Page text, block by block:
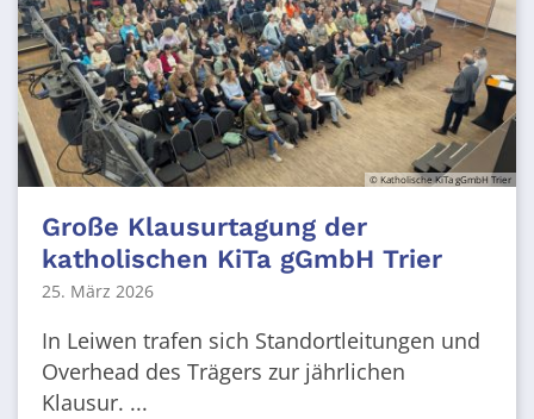
© Katholische KiTa gGmbH Trier
Große Klausurtagung der
katholischen KiTa gGmbH Trier
25. März 2026
In Leiwen trafen sich Standortleitungen und
Overhead des Trägers zur jährlichen
Klausur. ...